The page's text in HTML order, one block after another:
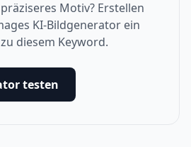
Motiv? Erstellen
KI-Bildgenerator ein
diesem Keyword.
testen